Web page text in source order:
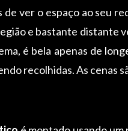
de ver o espaço ao seu
e bastante distante
é bela apenas de
recolhidas. As cenas